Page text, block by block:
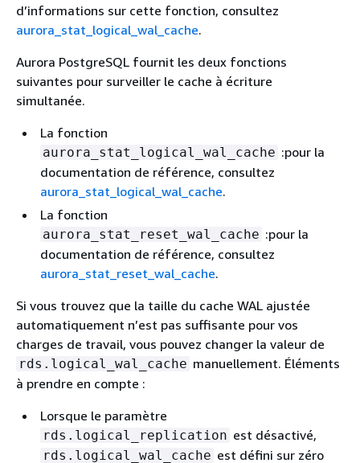
d’informations sur cette fonction, consultez
aurora_stat_logical_wal_cache.
Aurora PostgreSQL fournit les deux fonctions
suivantes pour surveiller le cache à écriture
simultanée.
La fonction
aurora_stat_logical_wal_cache :pour la
documentation de référence, consultez
aurora_stat_logical_wal_cache.
La fonction
aurora_stat_reset_wal_cache :pour la
documentation de référence, consultez
aurora_stat_reset_wal_cache.
Si vous trouvez que la taille du cache WAL ajustée
automatiquement n’est pas suffisante pour vos
charges de travail, vous pouvez changer la valeur de
rds.logical_wal_cache manuellement. Éléments
à prendre en compte :
Lorsque le paramètre
rds.logical_replication est désactivé,
rds.logical_wal_cache est défini sur zéro